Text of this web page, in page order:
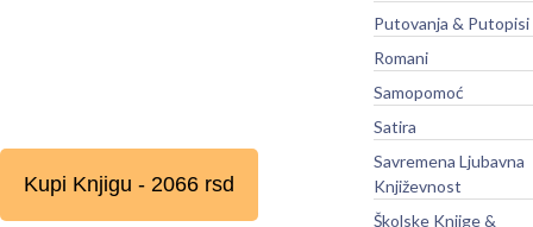
Kupi Knjigu - 2066 rsd
Putovanja & Putopisi
Romani
Samopomoć
Satira
Savremena Ljubavna
Književnost
Školske Knjige &